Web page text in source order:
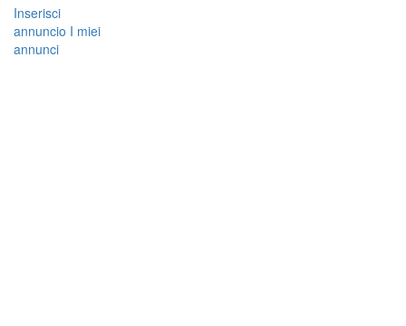
Inserisci
annuncio I miei
annunci